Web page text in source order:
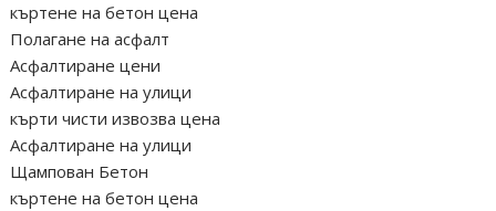
къртене на бетон цена
Полагане на асфалт
Асфалтиране цени
Асфалтиране на улици
кърти чисти извозва цена
Асфалтиране на улици
Щампован Бетон
къртене на бетон цена